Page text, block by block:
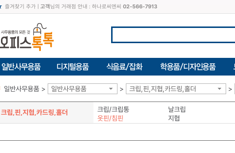
즐겨찾기 추가| 고객님의 거래점 안내 : 하나로씨엔씨 02-566-7913
일반사무용품 > 일반사무용품 > 크립,핀,지협,카드링,홀더 >
크립,핀,지협,카드링,홀더 크립/크립통 날크립
옷핀/침핀
지협